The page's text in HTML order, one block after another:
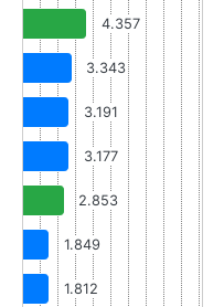
4.357
3.343
3.191
3.177
2.853
1.849
1.812